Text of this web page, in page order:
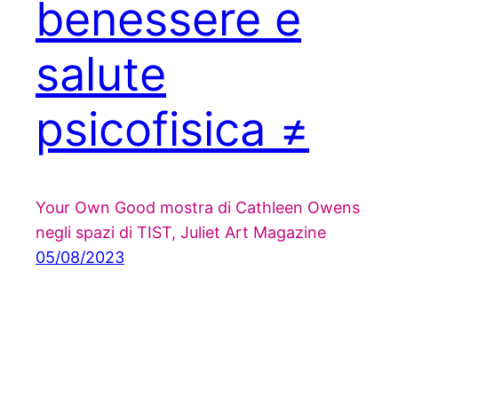
benessere e
salute
psicofisica ≠
Your Own Good mostra di Cathleen Owens
negli spazi di TIST, Juliet Art Magazine
05/08/2023